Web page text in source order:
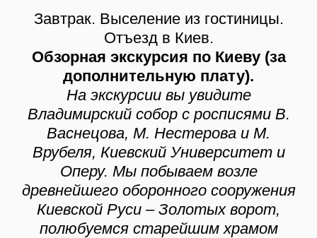
Завтрак. Выселение из гостиницы.
Отъезд в Киев.
Обзорная экскурсия по Киеву (за
дополнительную плату).
На экскурсии вы увидите
Владимирский собор с росписями В.
Васнецова, М. Нестерова и М.
Врубеля, Киевский Университет и
Оперу. Мы побываем возле
древнейшего оборонного сооружения
Киевской Руси – Золотых ворот,
полюбуемся старейшим храмом